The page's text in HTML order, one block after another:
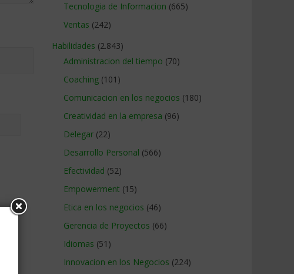
Tecnologia de Informacion (665)
Ventas (242)
Habilidades (2.843)
Administracion del tiempo (70)
Coaching (101)
Comunicacion en los negocios (180)
Creatividad en la empresa (96)
Delegar (22)
Desarrollo Personal (566)
Efectividad (52)
Empowerment (15)
Etica en los negocios (46)
Gerencia de Proyectos (66)
Idiomas (51)
Innovacion en los Negocios (224)